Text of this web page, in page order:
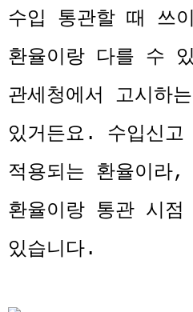
수입 통관할 때 쓰
환율이랑 다를 수
관세청에서 고시하
있거든요. 수입신고
적용되는 환율이라
환율이랑 통관 시
있습니다.